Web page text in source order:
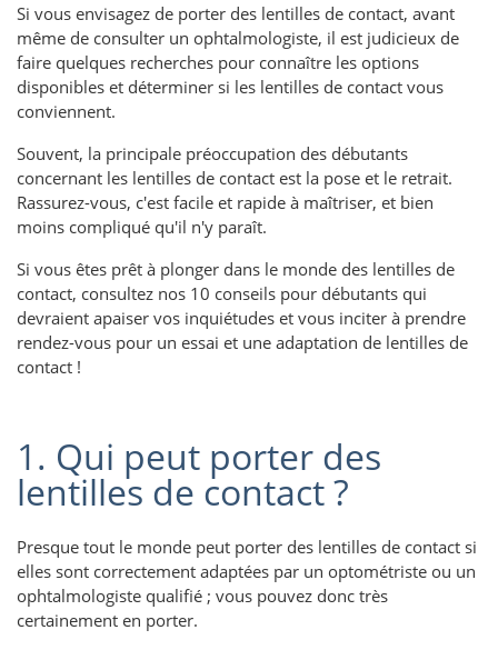
Si vous envisagez de porter des lentilles de contact, avant
même de consulter un ophtalmologiste, il est judicieux de
faire quelques recherches pour connaître les options
disponibles et déterminer si les lentilles de contact vous
conviennent.
Souvent, la principale préoccupation des débutants
concernant les lentilles de contact est la pose et le retrait.
Rassurez-vous, c'est facile et rapide à maîtriser, et bien
moins compliqué qu'il n'y paraît.
Si vous êtes prêt à plonger dans le monde des lentilles de
contact, consultez nos 10 conseils pour débutants qui
devraient apaiser vos inquiétudes et vous inciter à prendre
rendez-vous pour un essai et une adaptation de lentilles de
contact !
1. Qui peut porter des
lentilles de contact ?
Presque tout le monde peut porter des lentilles de contact si
elles sont correctement adaptées par un optométriste ou un
ophtalmologiste qualifié ; vous pouvez donc très
certainement en porter.